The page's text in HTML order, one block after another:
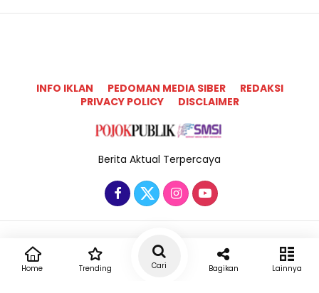
INFO IKLAN PEDOMAN MEDIA SIBER
REDAKSI
PRIVACY POLICY
DISCLAIMER
Berita Aktual Terpercaya
Copyright @2025 Pojok Publik All Rights Reserved
Home Trending Cari Bagikan Lainnya